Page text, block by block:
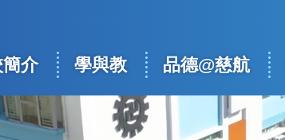
介 學與教 品德@慈航